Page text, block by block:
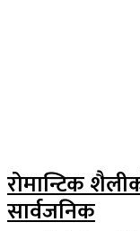
रोमान्टिक
सार्वजनिक